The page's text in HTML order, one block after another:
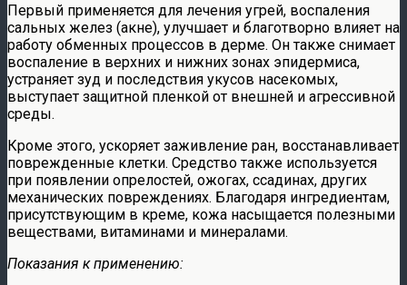
Первый применяется для лечения угрей, воспаления
сальных желез (акне), улучшает и благотворно влияет на
работу обменных процессов в дерме. Он также снимает
воспаление в верхних и нижних зонах эпидермиса,
устраняет зуд и последствия укусов насекомых,
выступает защитной пленкой от внешней и агрессивной
среды.
Кроме этого, ускоряет заживление ран, восстанавливает
поврежденные клетки. Средство также используется
при появлении опрелостей, ожогах, ссадинах, других
механических повреждениях. Благодаря ингредиентам,
присутствующим в креме, кожа насыщается полезными
веществами, витаминами и минералами.
Показания к применению: